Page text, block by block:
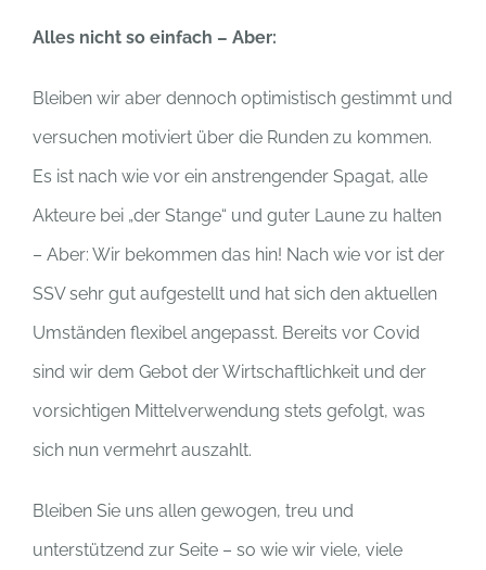
Alles nicht so einfach – Aber:
Bleiben wir aber dennoch optimistisch gestimmt und
versuchen motiviert über die Runden zu kommen.
Es ist nach wie vor ein anstrengender Spagat, alle
Akteure bei „der Stange“ und guter Laune zu halten
– Aber: Wir bekommen das hin! Nach wie vor ist der
SSV sehr gut aufgestellt und hat sich den aktuellen
Umständen flexibel angepasst. Bereits vor Covid
sind wir dem Gebot der Wirtschaftlichkeit und der
vorsichtigen Mittelverwendung stets gefolgt, was
sich nun vermehrt auszahlt.
Bleiben Sie uns allen gewogen, treu und
unterstützend zur Seite – so wie wir viele, viele